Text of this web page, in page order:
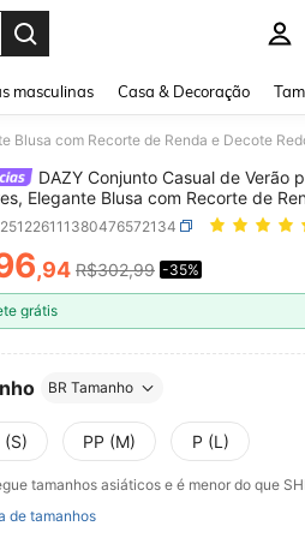
masculinas Casa & Decoração
DAZY Conjunto Casual de Verão
Elegante Blusa com Recorte de
Redondo e Saia Evasê em Conjunto
de Loungewear e Shorts para
AND
,94 R$302,99 -35%
grátis
BR Tamanho
(S) PP (M) P (L)
tamanhos asiáticos e é menor do que
de tamanhos